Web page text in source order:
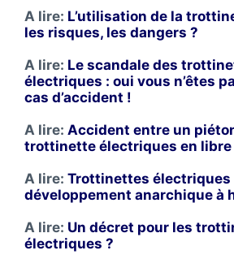
A lire: L’utilisation de la
les risques, les dangers ?
A lire: Le scandale des
électriques : oui vous n’êtes
cas d’accident !
A lire: Accident entre un
trottinette électriques en libre
A lire: Trottinettes électriques
développement anarchique à
A lire: Un décret pour les
électriques ?